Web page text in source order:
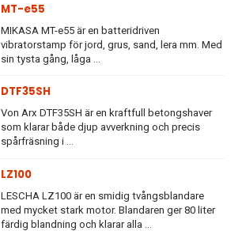
MT-e55
MIKASA MT-e55 är en batteridriven
vibratorstamp för jord, grus, sand, lera mm. Med
sin tysta gång, låga ...
DTF35SH
Von Arx DTF35SH är en kraftfull betongshaver
som klarar både djup avverkning och precis
spårfräsning i ...
LZ100
LESCHA LZ100 är en smidig tvångsblandare
med mycket stark motor. Blandaren ger 80 liter
färdig blandning och klarar alla ...